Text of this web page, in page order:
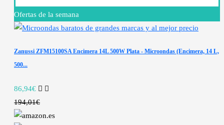
Ofertas de la semana
Zanussi ZFM15100SA Encimera 14L 500W Plata - Microondas (Encimera, 14 L,
500...
86,94€
194,01€